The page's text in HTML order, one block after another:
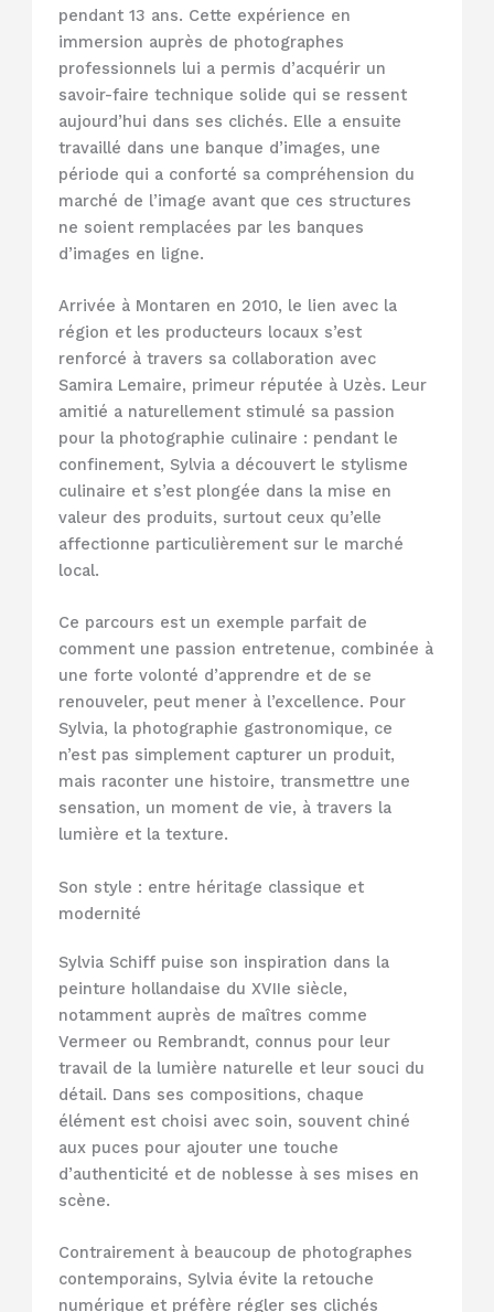
pendant 13 ans. Cette expérience en
immersion auprès de photographes
professionnels lui a permis d’acquérir un
savoir-faire technique solide qui se ressent
aujourd’hui dans ses clichés. Elle a ensuite
travaillé dans une banque d’images, une
période qui a conforté sa compréhension du
marché de l’image avant que ces structures
ne soient remplacées par les banques
d’images en ligne.
Arrivée à Montaren en 2010, le lien avec la
région et les producteurs locaux s’est
renforcé à travers sa collaboration avec
Samira Lemaire, primeur réputée à Uzès. Leur
amitié a naturellement stimulé sa passion
pour la photographie culinaire : pendant le
confinement, Sylvia a découvert le stylisme
culinaire et s’est plongée dans la mise en
valeur des produits, surtout ceux qu’elle
affectionne particulièrement sur le marché
local.
Ce parcours est un exemple parfait de
comment une passion entretenue, combinée à
une forte volonté d’apprendre et de se
renouveler, peut mener à l’excellence. Pour
Sylvia, la photographie gastronomique, ce
n’est pas simplement capturer un produit,
mais raconter une histoire, transmettre une
sensation, un moment de vie, à travers la
lumière et la texture.
Son style : entre héritage classique et
modernité
Sylvia Schiff puise son inspiration dans la
peinture hollandaise du XVIIe siècle,
notamment auprès de maîtres comme
Vermeer ou Rembrandt, connus pour leur
travail de la lumière naturelle et leur souci du
détail. Dans ses compositions, chaque
élément est choisi avec soin, souvent chiné
aux puces pour ajouter une touche
d’authenticité et de noblesse à ses mises en
scène.
Contrairement à beaucoup de photographes
contemporains, Sylvia évite la retouche
numérique et préfère régler ses clichés